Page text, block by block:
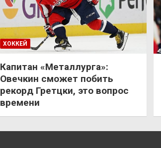
ХОККЕЙ
Капитан «Металлурга»:
Овечкин сможет побить
рекорд Гретцки, это вопрос
времени